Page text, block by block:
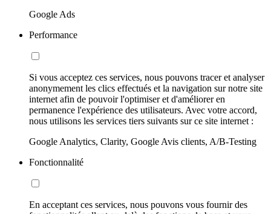
Google Ads
Performance
Si vous acceptez ces services, nous pouvons tracer et analyser
anonymement les clics effectués et la navigation sur notre site
internet afin de pouvoir l'optimiser et d'améliorer en
permanence l'expérience des utilisateurs. Avec votre accord,
nous utilisons les services tiers suivants sur ce site internet :
Google Analytics, Clarity, Google Avis clients, A/B-Testing
Fonctionnalité
En acceptant ces services, nous pouvons vous fournir des